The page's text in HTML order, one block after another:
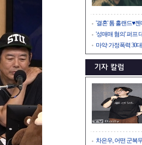
'결혼' 톰 홀랜드♥
'성매매 혐의' 퍼프
마약·가정폭력 30
차은우, 어떤 군복